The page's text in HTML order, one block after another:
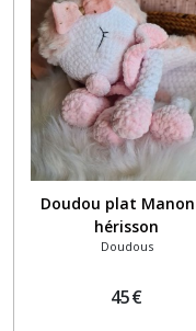
Doudou plat
hérisson
Doudous
45€